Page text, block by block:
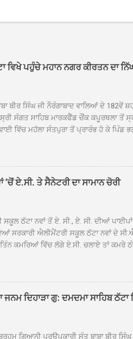
ਵਿਖੇ ਪਹੁੰਚੇ ਮਹਾਨ ਨਗਰ ਕੀਰਤਨ ਦਾ
ਬੀਰ ਸਿੰਘ ਜੀ ਨੌਰੰਗਾਬਾਦ ਵਾਲਿਆਂ ਦੇ
ਸੰਗਤ ਸਾਹਿਬ ਮਾਰਕਫੈੱਡ ਚੌਂਕ ਕਪੂਰਥਲਾ ਤੋਂ
ਵਿੱਚ ਮਹੱਲਾ ਸੰਤਪੁਰਾ ਤੋਂ ਪ੍ਰਾਰੰਭ ਹੋ ਕੇ ਪਿੰਡ
ਵਿਖੇ ਪਹੁੰਚਿਆ। ਨਗਰ ਕੀਰਤਨ ਦੇ ਗੁਰਦੁਆਰਾ
ਤੇ ਇਲਾਕੇ ਦੀਆਂ ਸੰਗਤਾਂ ਵੱਲੋਂ ਜੈਕਾਰਿਆਂ ਦੀ
ਵਿਖੇ ਨਗਰ ਕੀਰਤਨ ਦੇ ਸਮਾਪਤੀ ਦੀ ਅਰਦਾਸ
ਦਮਦਮਾ ਸਾਹਿਬ ਠੱਟਾ ਦੇ ਮੁੱਖ ਸੇਵਾਦਾਰ ਸੰਤ
ਏ.ਸੀ. ਤੇ ਸੈਨੇਟਰੀ ਦਾ ਸਾਮਾਨ ਚੋਰੀ
ਸਕੂਲ ਠੱਟਾ ਨਵਾਂ ਤੋਂ ਏ. ਸੀ., ਏ. ਸੀ. ਦੀਆਂ
ਸਰਕਾਰੀ ਐਲੀਮੈਂਟਰੀ ਸਕੂਲ ਠੱਟਾ ਨਵਾਂ ਦੇ
ਕਮਰਿਆਂ ਵਿੱਚ ਲੱਗੇ ਏ.ਸੀ. ਚਲਾਏ ਤਾਂ ਕਮਰੇ
ਕਿ ਉਹ ਛੁੱਟੀਆਂ ਦੌਰਾਨ ਵੀ ਸਕੂਲ ਗੇੜਾ
ਹੋਈ ਜਾਪਦੀ ਹੈ। ਇਸ ਮੌਕੇ ਸਕੂਲ ਸਟਾਫ
ਕਿ ਸਕੂਲ ਵਿੱਚ ਪਿਛਲੇ ਸਾਲ ਤਿੰਨ ਏ. ਸੀ.
ਖੂਬ ਪ੍ਰਸੰਸਾ ਕੀਤੀ ਸੀ। ਉਨ੍ਹਾਂ ਦੱਸਿਆ ਕਿ
ਜਨਮ ਦਿਹਾੜਾ ਗੁ: ਦਮਦਮਾ ਸਾਹਿਬ
ਗਿਆਨੀ ਪਰਉਪਕਾਰੀ ਸੰਤ ਬਾਬਾ ਬੀਰ